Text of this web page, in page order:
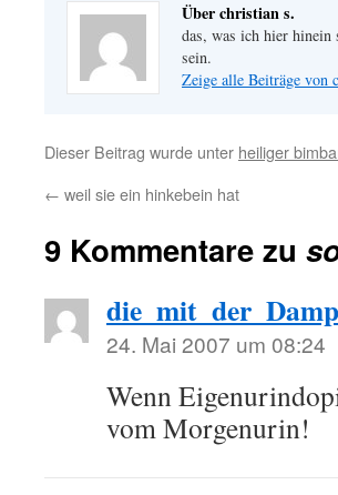
Über christian s.
das, was ich hier
sein.
Zeige alle Beiträge von
Dieser Beitrag wurde unter heiliger
← weil sie ein hinkebein hat
9 Kommentare zu
24. Mai 2007 um 08:24
Wenn
vom Morgenurin!